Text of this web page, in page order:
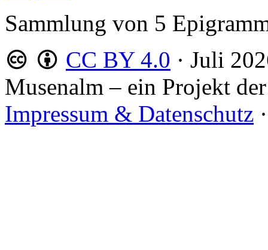
Sammlung von 5
CC BY 4.0 · Juli
Musenalm – ein Projekt der
Impressum & Datenschutz ·